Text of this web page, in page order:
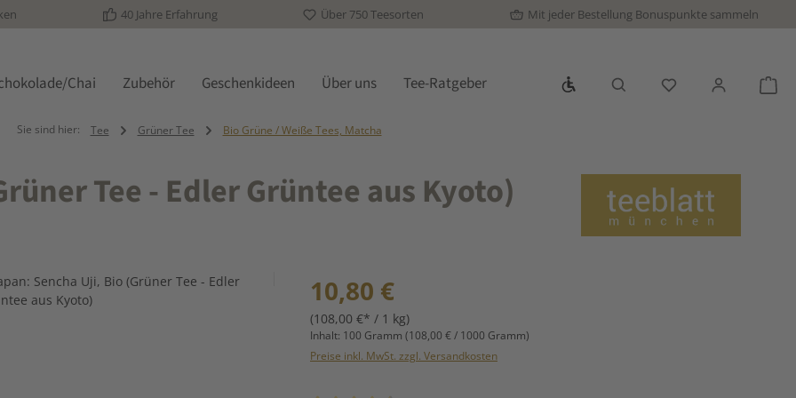
40 Jahre Erfahrung Über 750 Teesorten Mit jeder Bestellung Bonuspunkte sammeln
Chai Zubehör Geschenkideen Über uns Tee-Ratgeber Werkzeugleiste anzeigen
Du hast 0
Sie sind hier: Tee Grüner Tee Bio Grüne / Weiße Tees, Matcha
Tee - Edler Grüntee aus Kyoto)
Regulärer Preis:
10,80 €
(108,00 €* / 1 kg)
Inhalt: 100 Gramm (108,00 € / 1000 Gramm)
Preise inkl. MwSt. zzgl. Versandkosten